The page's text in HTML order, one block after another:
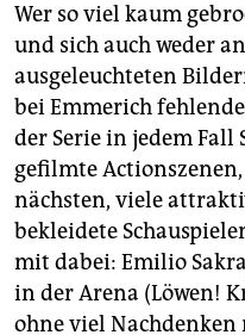
Wer so viel kaum
und sich auch weder
ausgeleuchteten
bei Emmerich
der Serie in jedem Fall
gefilmte
nächsten, viele
bekleidete
mit dabei: Emilio
in der Arena (Löwen!
ohne viel Nachdenken